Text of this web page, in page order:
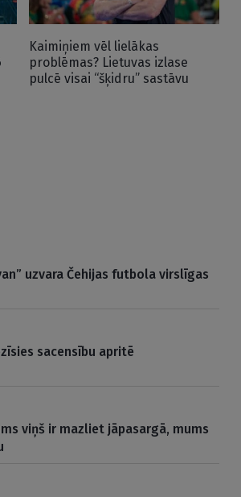
Kaimiņiem vēl lielākas
problēmas? Lietuvas izlase
pulcē visai “šķidru” sastāvu
uzvara Čehijas futbola virslīgas
sacensību apritē
viņš ir mazliet jāpasargā, mums